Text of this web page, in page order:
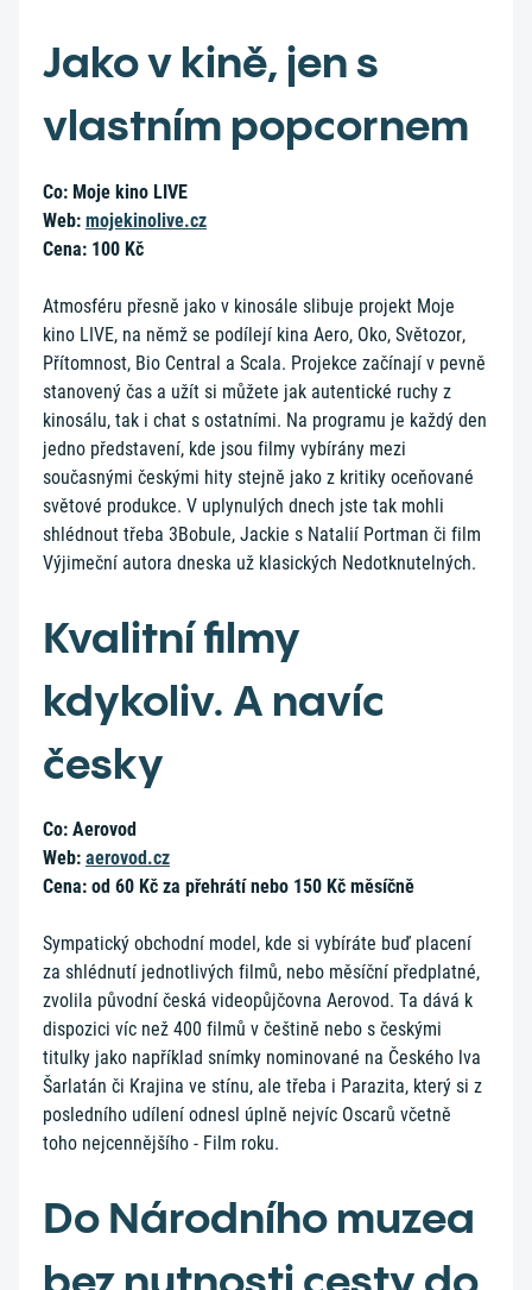
Jako v kině, jen s
vlastním popcornem
Co: Moje kino LIVE
Web: mojekinolive.cz
Cena: 100 Kč
Atmosféru přesně jako v kinosále slibuje projekt Moje
kino LIVE, na němž se podílejí kina Aero, Oko, Světozor,
Přítomnost, Bio Central a Scala. Projekce začínají v pevně
stanovený čas a užít si můžete jak autentické ruchy z
kinosálu, tak i chat s ostatními. Na programu je každý den
jedno představení, kde jsou filmy vybírány mezi
současnými českými hity stejně jako z kritiky oceňované
světové produkce. V uplynulých dnech jste tak mohli
shlédnout třeba 3Bobule, Jackie s Natalií Portman či film
Výjimeční autora dneska už klasických Nedotknutelných.
Kvalitní filmy
kdykoliv. A navíc
česky
Co: Aerovod
Web: aerovod.cz
Cena: od 60 Kč za přehrátí nebo 150 Kč měsíčně
Sympatický obchodní model, kde si vybíráte buď placení
za shlédnutí jednotlivých filmů, nebo měsíční předplatné,
zvolila původní česká videopůjčovna Aerovod. Ta dává k
dispozici víc než 400 filmů v češtině nebo s českými
titulky jako například snímky nominované na Českého lva
Šarlatán či Krajina ve stínu, ale třeba i Parazita, který si z
posledního udílení odnesl úplně nejvíc Oscarů včetně
toho nejcennějšího - Film roku.
Do Národního muzea